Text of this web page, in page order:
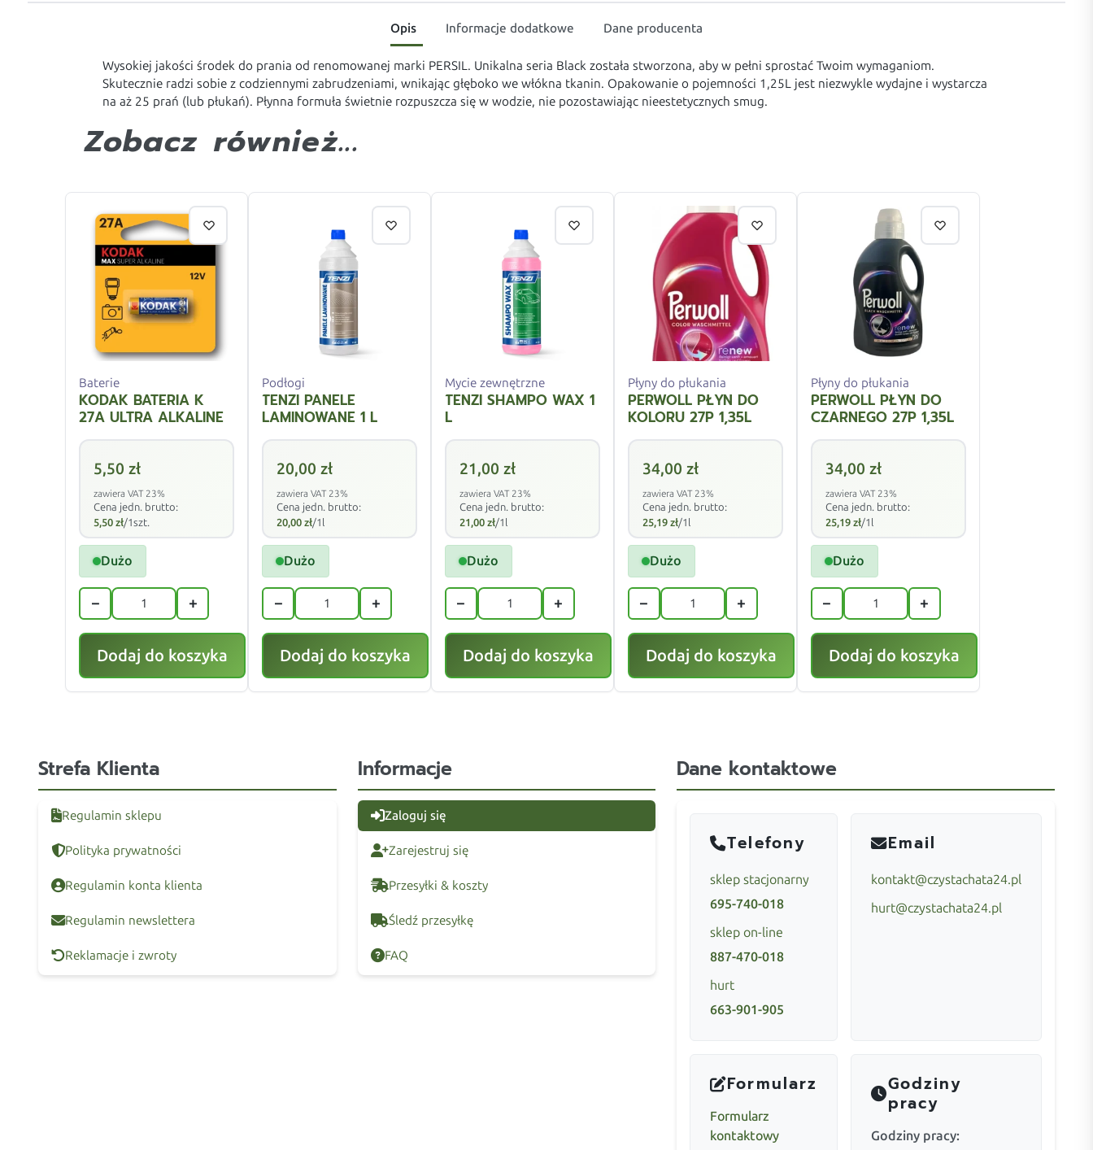
Opis Informacje dodatkowe Dane producenta
Wysokiej jakości środek do prania od renomowanej marki PERSIL. Unikalna seria Black została stworzona, aby w pełni sprostać Twoim wymaganiom.
Skutecznie radzi sobie z codziennymi zabrudzeniami, wnikając głęboko we włókna tkanin. Opakowanie o pojemności 1,25L jest niezwykle wydajne i wystarcza
na aż 25 prań (lub płukań). Płynna formuła świetnie rozpuszcza się w wodzie, nie pozostawiając nieestetycznych smug.
Zobacz również...
Baterie
KODAK BATERIA K
27A ULTRA ALKALINE
5,50zł
zawiera VAT 23%
Cena jedn. brutto:
5,50zł/1szt.
Dużo
− +
Dodaj do koszyka
Podłogi
TENZI PANELE
LAMINOWANE 1 L
20,00zł
zawiera VAT 23%
Cena jedn. brutto:
20,00zł/1l
Dużo
− +
Dodaj do koszyka
Mycie zewnętrzne
TENZI SHAMPO WAX 1
L
21,00 zł
zawiera VAT 23%
Cena jedn. brutto:
21,00 zł/1l
Dużo
− +
Dodaj do koszyka
Płyny do płukania
PERWOLL PŁYN DO
KOLORU 27P 1,35L
34,00 zł
zawiera VAT 23%
Cena jedn. brutto:
25,19 zł/1l
Dużo
− +
Dodaj do koszyka
Płyny do płukania
PERWOLL PŁYN DO
CZARNEGO 27P 1,35L
34,00 zł
zawiera VAT 23%
Cena jedn. brutto:
25,19 zł/1l
Dużo
− +
Dodaj do koszyka
Strefa Klienta
Regulamin sklepu
Polityka prywatności
Regulamin konta klienta
Regulamin newslettera
Reklamacje i zwroty
Informacje
Zaloguj się
Zarejestruj się
Przesyłki & koszty
Śledź przesyłkę
FAQ
Dane kontaktowe
Telefony
sklep stacjonarny
695-740-018
sklep on-line
887-470-018
hurt
663-901-905
Email
kontakt@czystachata24.pl
hurt@czystachata24.pl
Formularz
Formularz
kontaktowy
Godziny
pracy
Godziny pracy: